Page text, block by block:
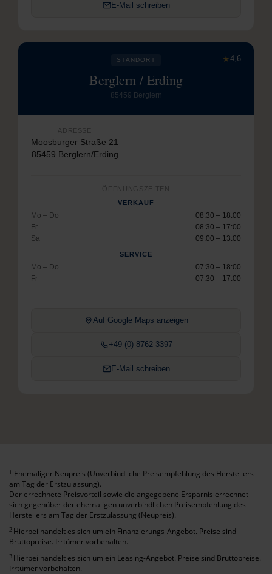
E-Mail schreiben
★4,6
STANDORT
Berglern / Erding
85459 Berglern
ADRESSE
Moosburger Straße 21
85459 Berglern/Erding
ÖFFNUNGSZEITEN
VERKAUF
Mo – Do
08:30 – 18:00
Fr
08:30 – 17:00
Sa
09:00 – 13:00
SERVICE
Mo – Do
07:30 – 18:00
Fr
07:30 – 17:00
Auf Google Maps anzeigen
+49 (0) 8762 3397
E-Mail schreiben
1 Ehemaliger Neupreis (Unverbindliche Preisempfehlung des Herstellers
am Tag der Erstzulassung).
Der errechnete Preisvorteil sowie die angegebene Ersparnis errechnet
sich gegenüber der ehemaligen unverbindlichen Preisempfehlung des
Herstellers am Tag der Erstzulassung (Neupreis).
2 Hierbei handelt es sich um ein Finanzierungs-Angebot. Preise sind
Bruttopreise. Irrtümer vorbehalten.
3 Hierbei handelt es sich um ein Leasing-Angebot. Preise sind Bruttopreise.
Irrtümer vorbehalten.